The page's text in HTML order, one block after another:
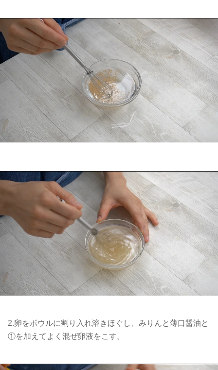
2.卵をボウルに割り入れ溶きほぐし、みりんと薄口醤油と
①を加えてよく混ぜ卵液をこす。